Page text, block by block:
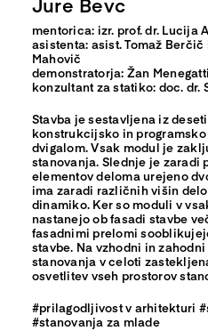
mentorica: izr. prof. dr. Lucija
asistenta: asist. Tomaž Berčič
Mahovič
demonstratorja: Žan
konzultant za statiko: doc. dr.
Stavba je sestavljena iz
konstrukcijsko in
dvigalom. Vsak modul je
stanovanja. Slednje je zaradi
elementov deloma urejeno
ima zaradi različnih višin
dinamiko. Ker so moduli v
nastanejo ob fasadi stavbe
fasadnimi prelomi
stavbe. Na vzhodni in
stanovanja v celoti
osvetlitev vseh prostorov
#prilagodljivost v arhitekturi
#stanovanja za mlade